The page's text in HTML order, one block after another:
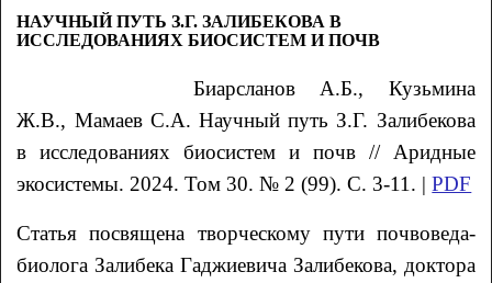
НАУЧНЫЙ ПУТЬ З.Г. ЗАЛИБЕКОВА В
ИССЛЕДОВАНИЯХ БИОСИСТЕМ И ПОЧВ
Биарсланов А.Б., Кузьмина
Ж.В., Мамаев С.А. Научный путь З.Г. Залибекова
в исследованиях биосистем и почв // Аридные
экосистемы. 2024. Том 30. № 2 (99). С. 3-11. |PDF
Статья посвящена творческому пути почвоведа-
биолога Залибека Гаджиевича Залибекова, доктора